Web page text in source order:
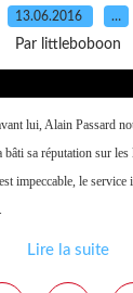
13.06.2016 …
Par littleboboon
lui, Alain Passard
sa réputation sur les
impeccable, le service
Lire la suite